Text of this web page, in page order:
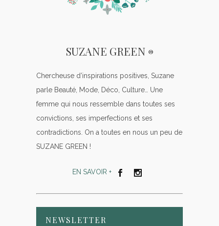
SUZANE GREEN ®
Chercheuse d’inspirations positives, Suzane
parle Beauté, Mode, Déco, Culture… Une
femme qui nous ressemble dans toutes ses
convictions, ses imperfections et ses
contradictions. On a toutes en nous un peu de
SUZANE GREEN !
EN SAVOIR +
NEWSLETTER